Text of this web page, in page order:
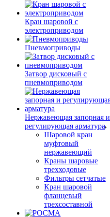
Кран шаровой с
электроприводом
Пневмоприводы
Затвор дисковый с
пневмоприводом
Нержавеющая запорная и
регулирующая арматура
Шаровой кран
муфтовый
нержавеющий
Краны шаровые
трехходовые
Фильтры сетчатые
Кран шаровой
фланцевый
трехсоставной